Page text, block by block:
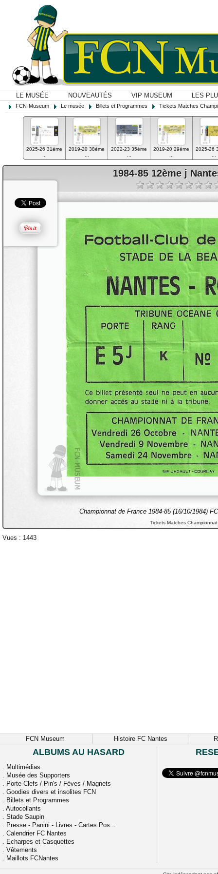
LE MUSÉE NOUVEAUTÉS VIP MUSEUM LES
FCN-Museum Le musée Billets et Programmes Tickets Matches
2025-26 31ème
2019-20 38ème
2022-23 35ème
2019-20 29ème
2025-26
1984-85 12ème j
Championnat de France 1984-85 (16/10/1984)
Tickets Matches Championnat
Vues : 1443
FCN Museum Histoire FC Nantes
ALBUMS AU HASARD
. Multimédias
. Musée des Supporters
. Porte-Clefs / Pin's / Fèves / Magnets
. Goodies divers et insolites FCN
. Billets et Programmes
. Autocollants
. Stade Saupin
. Presse - Panini - Livres - Cartes Pos...
. Calendrier FC Nantes
. Echarpes et Casquettes
. Vêtements
. Maillots FCNantes